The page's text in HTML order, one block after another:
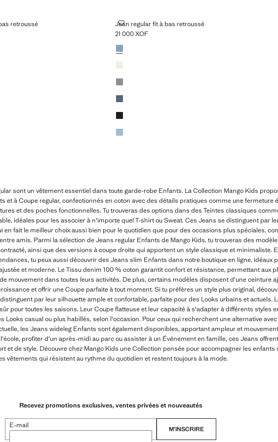
retroussé
FIT À BAS RETROUSSÉ
]
Jean regular fit à bas retroussé
JEAN REGULAR FIT À BAS RETROUSSÉ
Prix actuel [21 000 XOF ]
21 000 XOF
Couleurs
Bleu moyen
Gris denim
Bleu moyen vintage
Black denim
Bleu clair
sont un vêtement essentiel dans toute garde-robe Enfants. La Collection Mango Kids
et à Coupe regular, confectionnés en coton avec des détails pratiques comme une fermeture
et des poches fonctionnelles. Tu trouveras des options dans des Teintes classiques
idéales pour les associer à n'importe quel T-shirt ou Sweat. Ces Jeans se distinguent par
en fait le meilleur choix aussi bien pour le quotidien que pour des occasions plus spéciales,
amis. Parmi la sélection de Jeans regular Enfants de Mango Kids, tu trouveras des
ainsi que des versions à coupe droite qui apportent un style classique et minimaliste.
tu peux aussi découvrir des Jeans slim Enfants dans notre boutique en ligne, idéaux
et moderne. Le Tissu denim 100 % coton garantit confort et résistance, permettant aux
mouvement dans toutes leurs activités. De plus, certains modèles disposent d'une ceinture
et offrir une Coupe parfaite à tout moment. Si tu préfères un style plus original,
par leur silhouette ample et confortable, parfaite pour des Looks urbains et actuels.
pour toutes les saisons. Leur Coupe flatteuse et leur capacité à s'adapter à différents styles
Looks casual ou plus habillés, selon l'occasion. Pour ceux qui recherchent une alternative
les Jeans wideleg Enfants sont également disponibles, apportant ampleur et
l'école, profiter d'un après-midi au parc ou assister à un Événement en famille, ces Jeans
et de style. Découvre chez Mango Kids une Collection pensée pour accompagner les enfants
vêtements qui résistent au rythme du quotidien et restent toujours à la mode.
Recevez promotions exclusives, ventes privées et nouveautés
E-mail M’INSCRIRE